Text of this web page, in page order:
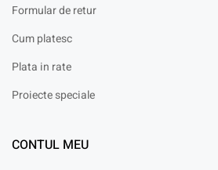
Formular de retur
Cum platesc
Plata in rate
Proiecte speciale
CONTUL MEU